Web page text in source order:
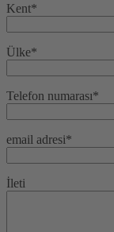
Kent*
Ülke*
Telefon numarası*
email adresi*
İleti